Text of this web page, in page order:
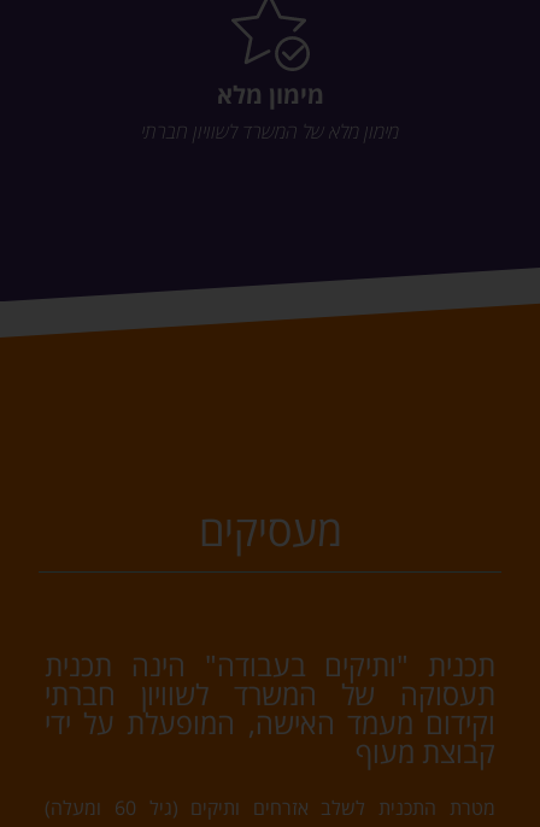
מימון מלא
מימון מלא של המשרד לשוויון חברתי​
מעסיקים
תכנית "ותיקים בעבודה" הינה תכנית
תעסוקה של המשרד לשוויון חברתי
וקידום מעמד האישה, המופעלת על ידי
קבוצת מעוף
מטרת התכנית לשלב אזרחים ותיקים (גיל 60 ומעלה)